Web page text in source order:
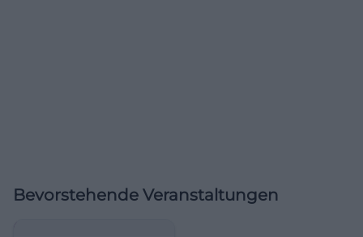
Bevorstehende Veranstaltungen